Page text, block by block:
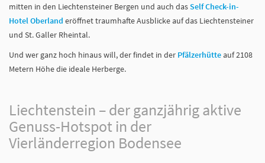
mitten in den Liechtensteiner Bergen und auch dasSelf Check-in-
Hotel Oberland eröffnet traumhafte Ausblicke auf das Liechtensteiner
und St. Galler Rheintal.
Und wer ganz hoch hinaus will, der findet in der Pfälzerhütteauf 2108
Metern Höhe die ideale Herberge.
Liechtenstein – der ganzjährig aktive
Genuss-Hotspot in der
Vierländerregion Bodensee